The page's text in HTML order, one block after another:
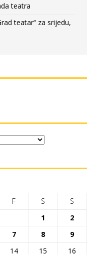
teatra
teatar“ za srijedu,
F S
S
1
2
7 8
9
14 15 16